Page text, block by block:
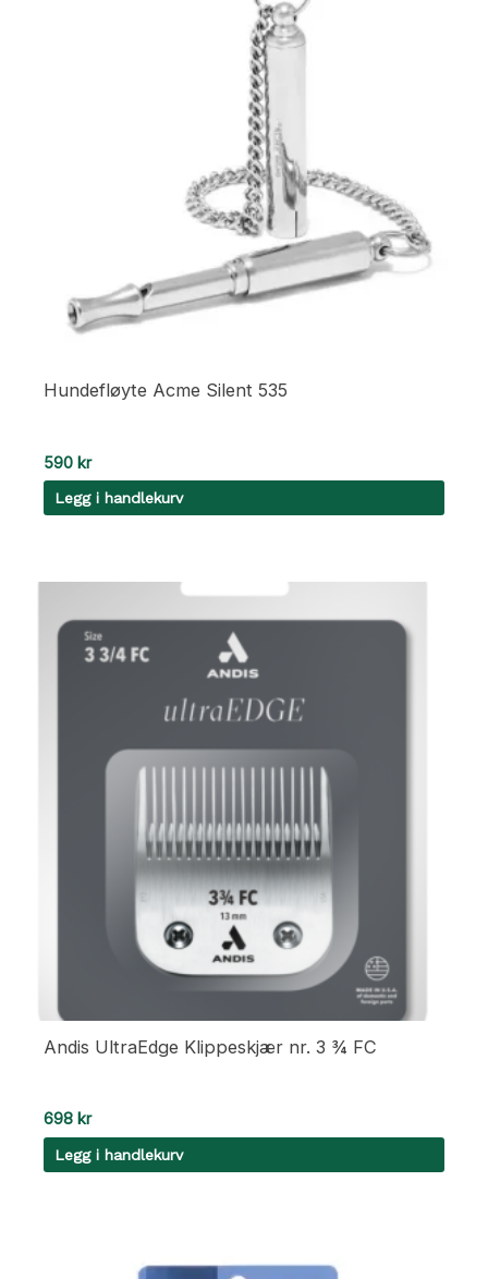
Hundefløyte Acme Silent 535
590 kr
Legg i handlekurv
Andis UltraEdge Klippeskjær nr. 3 ¾ FC
698 kr
Legg i handlekurv